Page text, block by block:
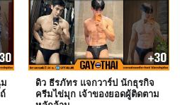
ดิว ธีรภัทร แจกวาร์ป นักธุรกิจ
ครีมไข่มุก เจ้าของยอดผู้ติดตาม
ชญ์ แจกวาร์ป หนุ่มหน้าหวานสายวาย
ถ์
August 6, 2026